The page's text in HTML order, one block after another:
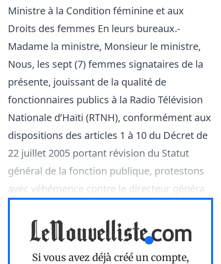
Ministre à la Condition féminine et aux
Droits des femmes En leurs bureaux.-
Madame la ministre, Monsieur le ministre,
Nous, les sept (7) femmes signataires de la
présente, jouissant de la qualité de
fonctionnaires publics à la Radio Télévision
Nationale d’Haïti (RTNH), conformément aux
dispositions des articles 1 à 10 du Décret de
22 juillet 2005 portant révision du Statut
général de la fonction publique, protestons
avec véhémence contre le directeur généra
Si vous avez déjà créé un compte,